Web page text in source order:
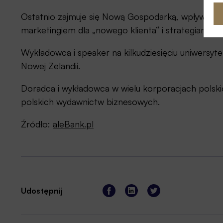
Ostatnio zajmuje się Nową Gospodarką,
marketingiem dla „nowego klienta“ i strategiami
Wykładowca i speaker na kilkudziesięciu
Nowej Zelandii.
Doradca i wykładowca w wielu korporacjach
polskich wydawnictw biznesowych.
Źródło: aleBank.pl
Udostępnij